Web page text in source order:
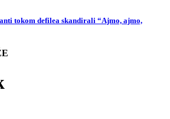
tokom defilea skandirali “Ajmo, ajmo,